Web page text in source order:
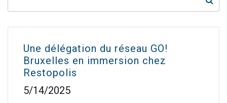
Une délégation du réseau GO!
Bruxelles en immersion chez
Restopolis
5/14/2025